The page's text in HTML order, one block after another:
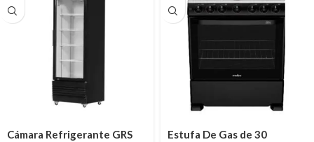
Cámara Refrigerante GRS
Estufa De Gas de 30